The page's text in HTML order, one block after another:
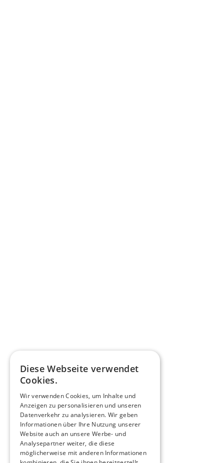
Diese Webseite verwendet
Cookies.
Wir verwenden Cookies, um Inhalte und
Anzeigen zu personalisieren und unseren
Datenverkehr zu analysieren. Wir geben
Informationen über Ihre Nutzung unserer
Website auch an unsere Werbe- und
Analysepartner weiter, die diese
möglicherweise mit anderen Informationen